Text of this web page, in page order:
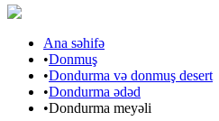
Ana səhifə
•Donmuş
•Dondurma və donmuş desert
•Dondurma ədəd
•Dondurma meyəli